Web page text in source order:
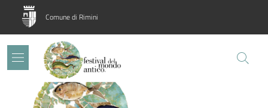
Salta al contenuto principale
Skip to footer content
Comune di Rimini